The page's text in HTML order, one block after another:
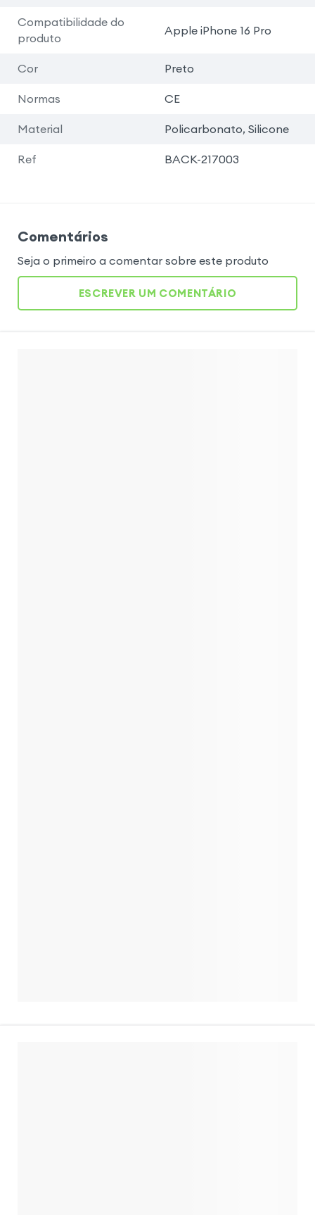
Compatibilidade do
produto
Apple iPhone 16 Pro
Cor Preto
Normas CE
Material Policarbonato, Silicone
Ref BACK-217003
Comentários
Seja o primeiro a comentar sobre este produto
ESCREVER UM COMENTÁRIO